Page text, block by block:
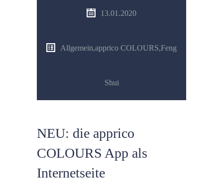
13.01.2020
Allgemein,apprico COLOURS,Feng
Shui
NEU: die apprico
COLOURS App als
Internetseite